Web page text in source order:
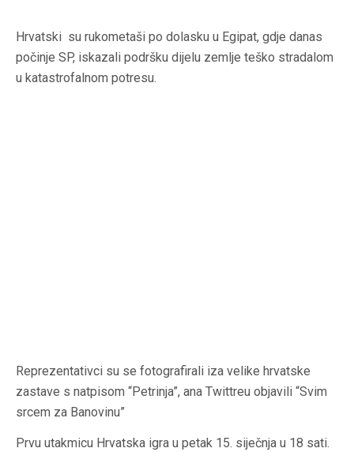
Hrvatski su rukometaši po dolasku u Egipat, gdje danas
počinje SP, iskazali podršku dijelu zemlje teško stradalom
u katastrofalnom potresu.
Reprezentativci su se fotografirali iza velike hrvatske
zastave s natpisom “Petrinja”, ana Twittreu objavili “Svim
srcem za Banovinu”
Prvu utakmicu Hrvatska igra u petak 15. siječnja u 18 sati.